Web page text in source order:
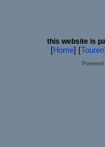
this website is
[Home] [Touren